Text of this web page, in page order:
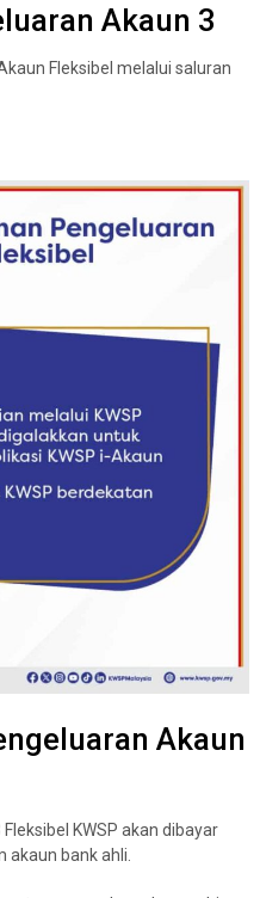
Akaun 3
Fleksibel melalui saluran
Akaun
KWSP akan dibayar
bank ahli.